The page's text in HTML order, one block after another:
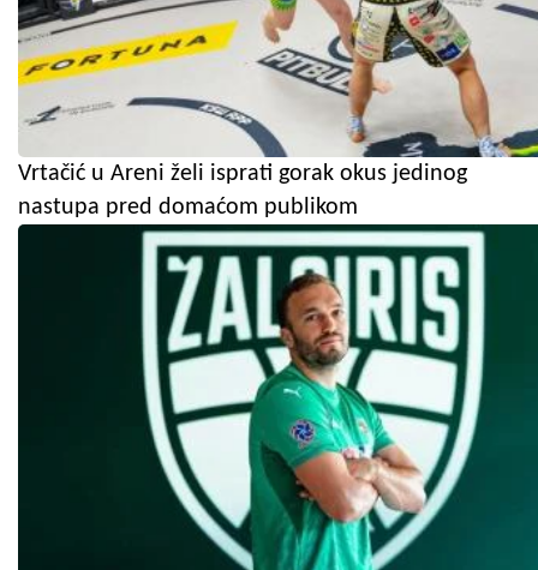
Vrtačić u Areni želi isprati gorak okus jedinog
nastupa pred domaćom publikom